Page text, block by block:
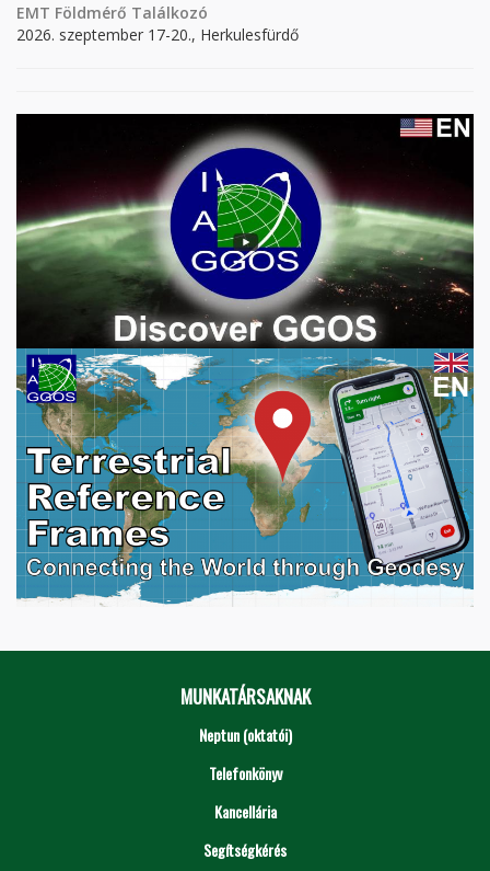
EMT Földmérő Találkozó
2026. szeptember 17-20., Herkulesfürdő
MUNKATÁRSAKNAK
Neptun (oktatói)
Telefonkönyv
Kancellária
Segítségkérés